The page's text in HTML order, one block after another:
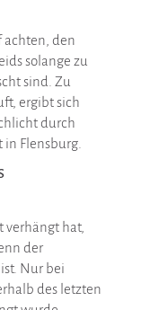
achten, den
solange zu
sind. Zu
ergibt sich
durch
Flensburg.
verhängt hat,
der
Nur bei
des letzten